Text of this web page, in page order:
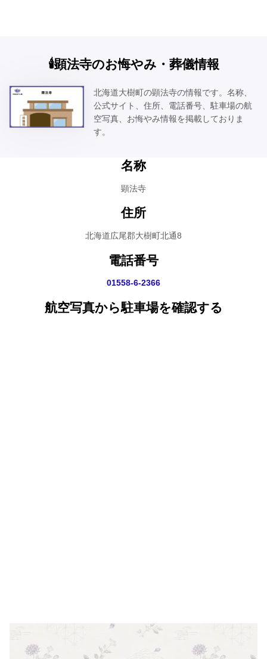
🕯️顕法寺のお悔やみ・葬儀情報
北海道大樹町の顕法寺の情報です。名称、
公式サイト、住所、電話番号、駐車場の航
空写真、お悔やみ情報を掲載しておりま
す。
名称
顕法寺
住所
北海道広尾郡大樹町北通8
電話番号
01558-6-2366
航空写真から駐車場を確認する